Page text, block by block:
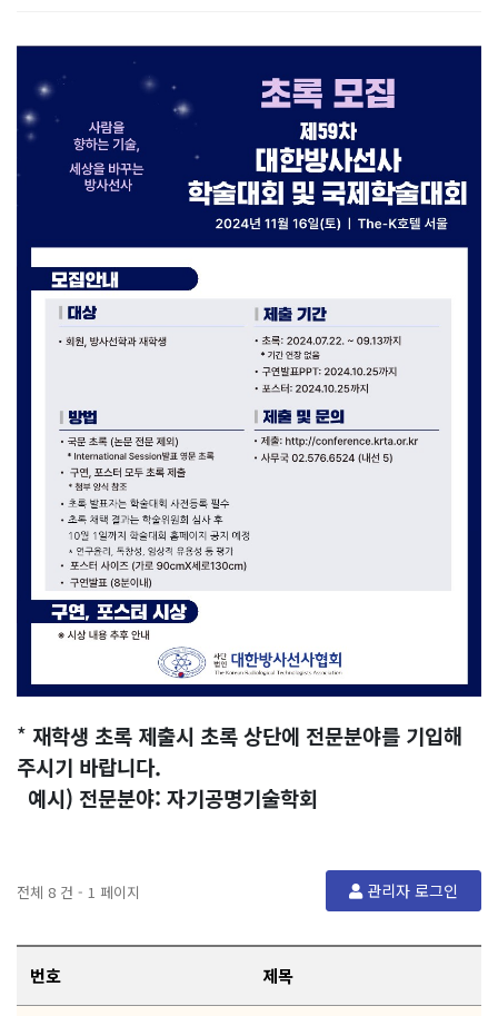
* 재학생 초록 제출시 초록 상단에 전문분야를 기입해
주시기 바랍니다.
예시) 전문분야: 자기공명기술학회
전체 8 건 - 1 페이지 관리자 로그인
번호 제목